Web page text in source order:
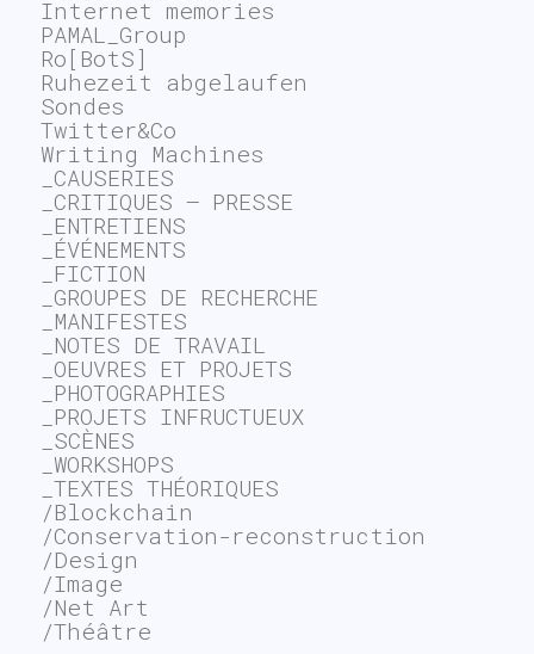
Internet memories
PAMAL_Group
Ro[BotS]
Ruhezeit abgelaufen
Sondes
Twitter&Co
Writing Machines
_CAUSERIES
_CRITIQUES – PRESSE
_ENTRETIENS
_ÉVÉNEMENTS
_FICTION
_GROUPES DE RECHERCHE
_MANIFESTES
_NOTES DE TRAVAIL
_OEUVRES ET PROJETS
_PHOTOGRAPHIES
_PROJETS INFRUCTUEUX
_SCÈNES
_WORKSHOPS
_TEXTES THÉORIQUES
/Blockchain
/Conservation-reconstruction
/Design
/Image
/Net Art
/Théâtre